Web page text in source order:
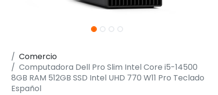
Comercio
Computadora Dell Pro Slim Intel Core i5-14500
8GB RAM 512GB SSD Intel UHD 770 W11 Pro Teclado
Español